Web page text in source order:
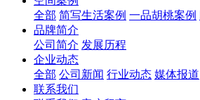
全部 简写生活案例 一品胡桃案例
品牌简介
公司简介 发展历程
企业动态
全部 公司新闻 行业动态 媒体报道
联系我们